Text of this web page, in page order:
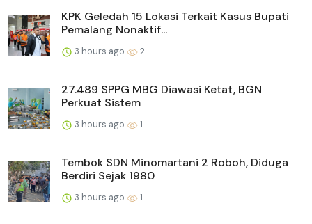
KPK Geledah 15 Lokasi Terkait Kasus Bupati
Pemalang Nonaktif...
3 hours ago 2
27.489 SPPG MBG Diawasi Ketat, BGN
Perkuat Sistem
3 hours ago 1
Tembok SDN Minomartani 2 Roboh, Diduga
Berdiri Sejak 1980
3 hours ago 1